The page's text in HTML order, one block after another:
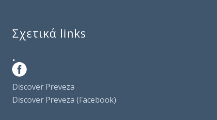
Σχετικά links
.
Discover Preveza
Discover Preveza (Facebook)